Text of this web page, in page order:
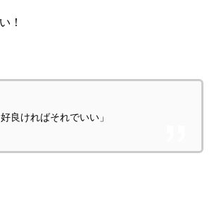
！
良ければそれでいい」